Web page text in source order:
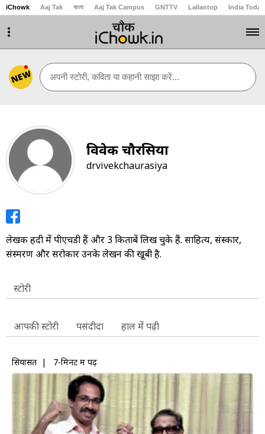
iChowk Aaj Tak বাংলা Aaj Tak Campus GNTTV Lallantop India Today
NEW अपनी स्टोरी, कविता या कहानी साझा करें...
विवेक चौरसिया
drvivekchaurasiya
लेखक हिंदी में पीएचडी हैं और 3 किताबें लिख चुके हैं. साहित्‍य, संस्‍कार,
संस्‍मरण और सरोकार उनके लेखन की खूबी है.
स्टोरी
आपकी स्टोरी पसंदीदा हाल में पढ़ी
सियासत | 7-मिनट में पढ़ें